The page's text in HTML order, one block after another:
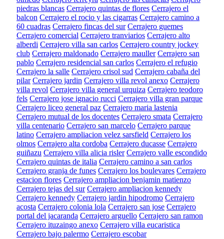
piedras blancas Cerrajero quintas de flores Cerrajero el
balcon Cerrajero el rocio y las cigarras Cerrajero camino a
60 cuadras Cerrajero fincas del sur Cerrajero guemes
Cerrajero comercial Cerrajero tranviarios Cerrajero alto
alberdi Cerrajero villa san carlos Cerrajero country jockey
club Cerrajero maldonado Cerrajero mauller Cerrajero san
pablo Cerrajero residencial san carlos Cerrajero el refugio
Cerrajero la salle Cerrajero crisol sud Cerrajero cabaña del
pilar Cerrajero jardin Cerrajero villa revol anexo Cerrajero
villa revol Cerrajero villa general urquiza Cerrajero teodoro
fels Cerrajero jose ignacio rucci Cerrajero villa gran parque
Cerrajero liceo general paz Cerrajero maria lastenia
Cerrajero mutual de los docentes Cerrajero smata Cerrajero
villa centenario Cerrajero san marcelo Cerrajero parque
latino Cerrajero ampliacion velez sarsfield Cerrajero los
olmos Cerrajero alta cordoba Cerrajero ducasse Cerrajero
guiñazu Cerrajero villa alicia risler Cerrajero valle escondido
Cerrajero quintas de italia Cerrajero camino a san carlos
Cerrajero granja de funes Cerrajero los boulevares Cerrajero
estacion flores Cerrajero ampliacion benjamin matienzo
Cerrajero tejas del sur Cerrajero ampliacion kennedy
Cerrajero kennedy Cerrajero jardin hipodromo Cerrajero
acosta Cerrajero colonia lola Cerrajero san jose Cerrajero
portal del jacaranda Cerrajero arguello Cerrajero san ramon
Cerrajero ituzaingo anexo Cerrajero villa eucaristica
Cerrajero bajo palermo Cerrajero escobar